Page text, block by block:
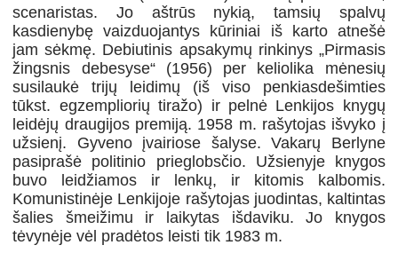
scenaristas. Jo aštrūs nykią, tamsių spalvų
kasdienybę vaizduojantys kūriniai iš karto atnešė
jam sėkmę. Debiutinis apsakymų rinkinys „Pirmasis
žingsnis debesyse“ (1956) per keliolika mėnesių
susilaukė trijų leidimų (iš viso penkiasdešimties
tūkst. egzempliorių tiražo) ir pelnė Lenkijos knygų
leidėjų draugijos premiją. 1958 m. rašytojas išvyko į
užsienį. Gyveno įvairiose šalyse. Vakarų Berlyne
pasiprašė politinio prieglobsčio. Užsienyje knygos
buvo leidžiamos ir lenkų, ir kitomis kalbomis.
Komunistinėje Lenkijoje rašytojas juodintas, kaltintas
šalies šmeižimu ir laikytas išdaviku. Jo knygos
tėvynėje vėl pradėtos leisti tik 1983 m.